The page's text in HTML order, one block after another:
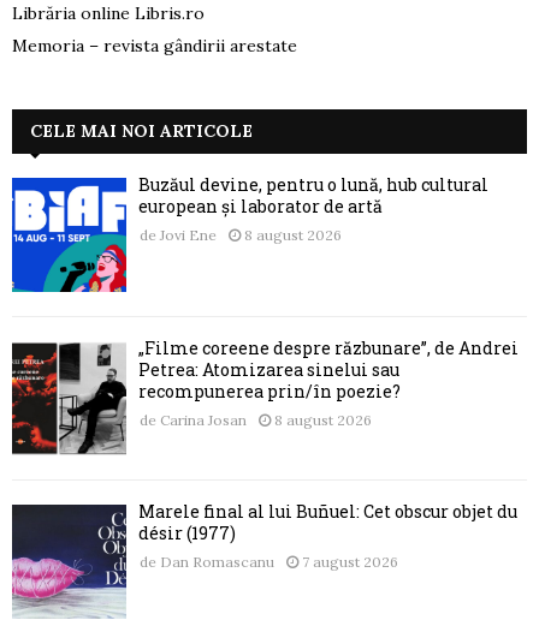
Librăria online Libris.ro
Memoria – revista gândirii arestate
CELE MAI NOI ARTICOLE
Buzăul devine, pentru o lună, hub cultural
european și laborator de artă
de Jovi Ene 8 august 2026
„Filme coreene despre răzbunare”, de Andrei
Petrea: Atomizarea sinelui sau
recompunerea prin/în poezie?
de Carina Josan 8 august 2026
Marele final al lui Buñuel: Cet obscur objet du
désir (1977)
de Dan Romascanu 7 august 2026